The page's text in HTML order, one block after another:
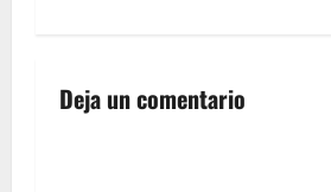
c
Deja un comentario